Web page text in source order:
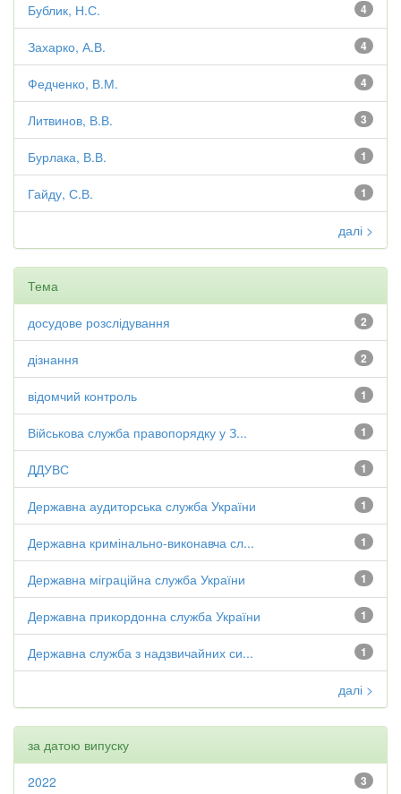
4
Бублик, Н.С.
4
Захарко, А.В.
4
Федченко, В.М.
3
Литвинов, В.В.
1
Бурлака, В.В.
1
Гайду, С.В.
далі >
Тема
2
досудове розслідування
2
дізнання
1
відомчий контроль
1
Військова служба правопорядку у З...
1
ДДУВС
1
Державна аудиторська служба України
1
Державна кримінально-виконавча сл...
1
Державна міграційна служба України
1
Державна прикордонна служба України
1
Державна служба з надзвичайних си...
далі >
за датою випуску
3
2022